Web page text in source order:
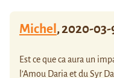
Michel,2020-03-
Est ce que ca aura un
l’Amou Daria et du Syr